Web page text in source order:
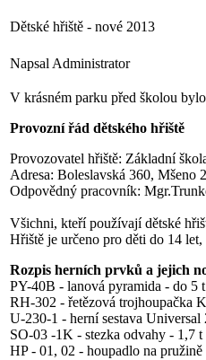
Dětské hřiště - nové 2013
Napsal Administrator
V krásném parku před školou
Provozní řád dětského hřiště
Provozovatel hřiště: Základní
Adresa: Boleslavská 360, Mšeno
Odpovědný pracovník:
Všichni, kteří používají dětské
Hřiště je určeno pro děti do 14
Rozpis herních prvků a jejich
PY-40B - lanová pyramida - do 5 t
RH-302 - řetězová trojhoupačka
U-230-1 - herní sestava Universal
SO-03 -1K - stezka odvahy - 1,7 t
HP - 01, 02 - houpadlo na